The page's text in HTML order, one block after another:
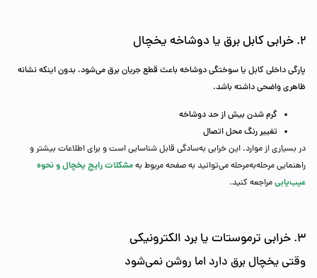
2. خرابی کابل برق یا دوشاخه یخچال
پارگی داخلی کابل یا سوختگی دوشاخه باعث قطع جریان برق می‌شود، بدون اینکه نشانه
ظاهری واضحی داشته باشد.
گرم شدن بیش از حد دوشاخه
تغییر رنگ محل اتصال
در بسیاری از موارد، این خرابی به‌سادگی قابل شناسایی است و برای اطلاعات بیشتر و
راهنمایی مرحله‌به‌مرحله می‌توانید به صفحه مربوط بهمشکلات رایج یخچال و نحوه
عیب‌یابیمراجعه کنید.
3. خرابی ترموستات یا برد الکترونیکی
وقتی یخچال برق دارد اما روشن نمی‌شود